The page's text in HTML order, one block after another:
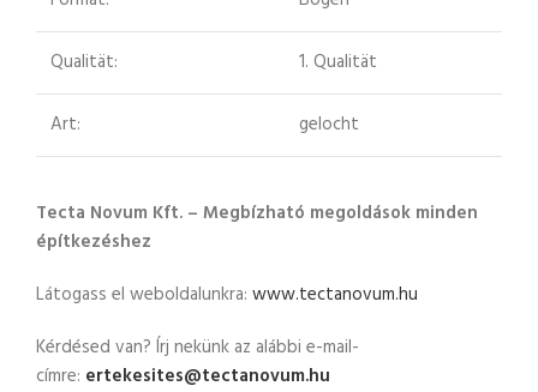
Qualität: 1. Qualität
Art: gelocht
Tecta Novum Kft. – Megbízható megoldások minden
építkezéshez
Látogass el weboldalunkra: www.tectanovum.hu
Kérdésed van? Írj nekünk az alábbi e-mail-
címre: ertekesites@tectanovum.hu